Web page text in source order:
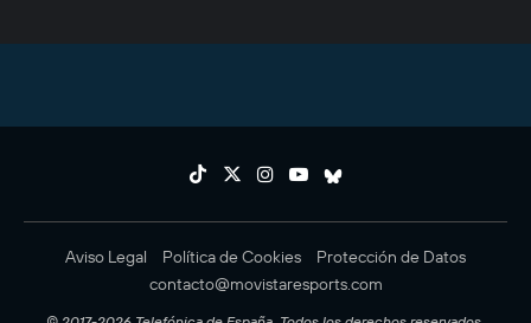
Aviso Legal Política de Cookies
Protección de Datos
contacto@movistaresports.com